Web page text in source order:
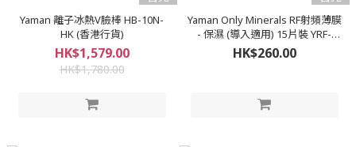
Yaman 離子冰熱V臉棒 HB-10N-
HK (香港行貨)
HK$1,579.00
HK$1,780.00
Yaman Only Minerals RF射頻薄膜
- 保濕 (導入適用) 15片裝 YRF-
0004-HK (香港行貨) *YRF0002
HK$260.00